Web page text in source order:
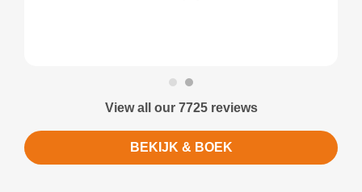
View all our 7725 reviews
BEKIJK & BOEK